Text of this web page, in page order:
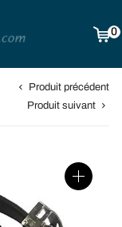
0
Produit précédent
Produit suivant